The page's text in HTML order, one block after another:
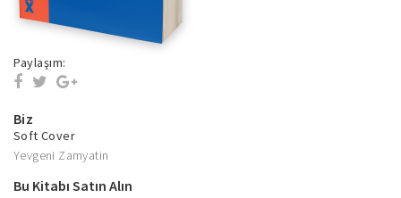
Paylaşım:
Biz
Soft Cover
Yevgeni Zamyatin
Bu Kitabı Satın Alın